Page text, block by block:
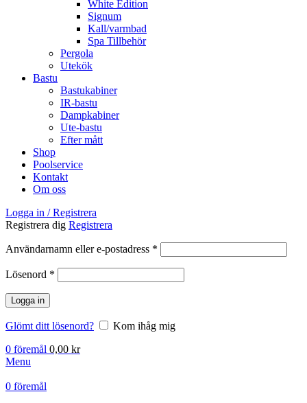
White Edition
Signum
Kall/varmbad
Spa Tillbehör
Pergola
Utekök
Bastu
Bastukabiner
IR-bastu
Dampkabiner
Ute-bastu
Efter mått
Shop
Poolservice
Kontakt
Om oss
Logga in / Registrera
Registrera dig Registrera
Användarnamn eller e-postadress *
Lösenord *
Logga in
Glömt ditt lösenord?
Kom ihåg mig
0 föremål 0,00 kr
Menu
0 föremål